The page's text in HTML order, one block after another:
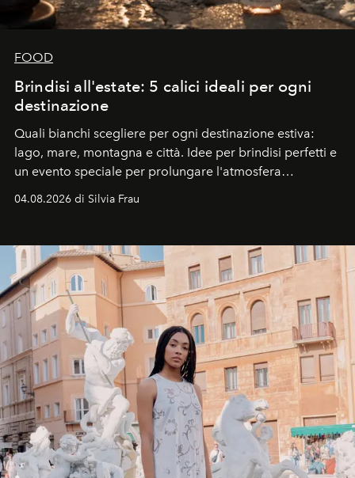
FOOD
Brindisi all'estate: 5 calici ideali per ogni
destinazione
Quali bianchi scegliere per ogni destinazione estiva:
lago, mare, montagna e città. Idee per brindisi perfetti e
un evento speciale per prolungare l'atmosfera
04.08.2026 di Silvia Frau